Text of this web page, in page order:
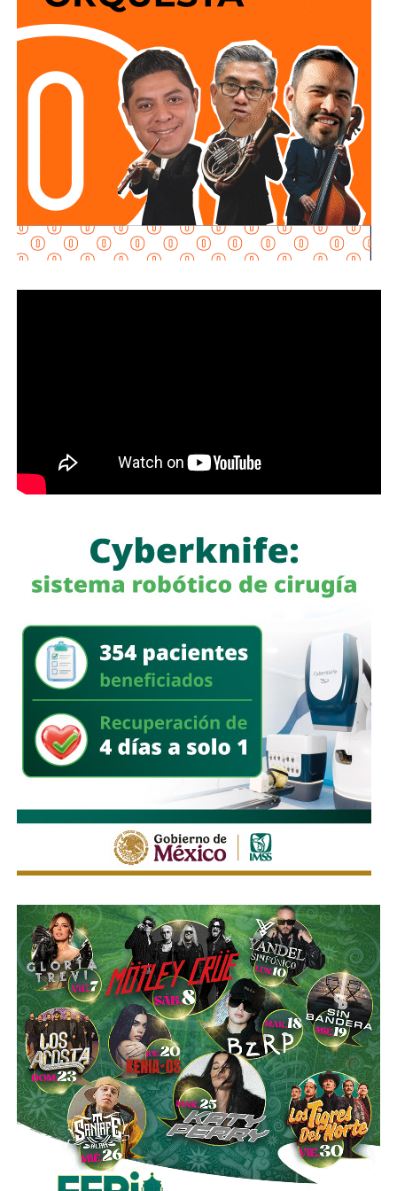
Explicó que la propuesta se desarrolla en dos vertientes
principales: e stablecer de manera objetiva
determinadas conductas evasivas del deudor
alimentario
y penalizar la coparticipación de terceras
personas que, con conocimiento de la obligación
existente, contribuyan a impedir su cumplimiento.
La diputada María Dolores Robles Chairez destacó que la
modificación busca brindar mayores herramientas jurídicas
para proteger el derecho de niñas, niños y demás
personas acreedoras alimentarias, evitando que
maniobras de carácter patrimonial sean utilizadas para
establecidas por la autoridad judicial.
durante periodos relacionados con procesos familiares y
la transferencia de bienes a familiares o personas de
confianza que actúan como titulares aparentes.
Con esta iniciativa se busca establecer que comete el
delito de incumplimiento de las obligaciones de
asistencia familiar quien se coloque intencionalmente en
estado de insolvencia con el propósito de eludir el
cumplimiento de las obligaciones alimentarias
establecidas por la ley.
La legislación establecerá que, salvo prueba en contrario,
se presumirá dicha intención cuando el deudor, sin causa
goce de sueldo, cuando este constituya su único o
principal medio para obtener ingresos.
Asimismo, se establecen sanciones para quienes, durante
un proceso judicial o existiendo una resolución firme,
enajenen intencionalmente de manera parcial o total sus
bienes con la finalidad de eludir obligaciones alimentarias.
De igual manera, se sancionará a quienes, teniendo
conocimiento de la existencia de una obligación
alimentaria o de un proceso judicial en curso, ayuden al
deudor a ocultar bienes, acepten figurar como titulares
aparentes de estos o realicen actos jurídicos simulados
con el propósito de evitar que se cumplan las